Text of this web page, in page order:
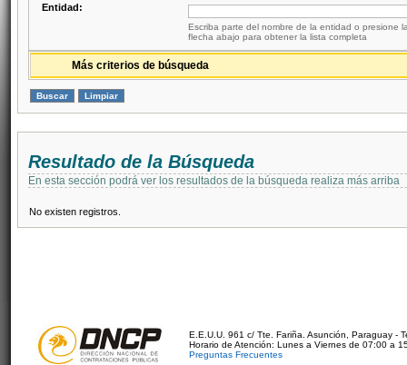
Entidad:
Escriba parte del nombre de la entidad o presione
flecha abajo para obtener la lista completa
Más criterios de búsqueda
Resultado de la Búsqueda
En esta sección podrá ver los resultados de la búsqueda realiza más arriba
No existen registros.
E.E.U.U. 961 c/ Tte. Fariña. Asunción, Paraguay -
Horario de Atención: Lunes a Viernes de 07:00 a
Preguntas Frecuentes